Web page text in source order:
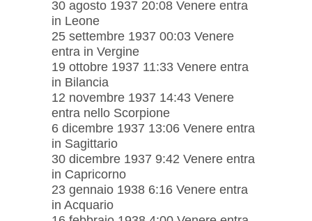
30 agosto 1937 20:08 Venere entra
in Leone
25 settembre 1937 00:03 Venere
entra in Vergine
19 ottobre 1937 11:33 Venere entra
in Bilancia
12 novembre 1937 14:43 Venere
entra nello Scorpione
6 dicembre 1937 13:06 Venere entra
in Sagittario
30 dicembre 1937 9:42 Venere entra
in Capricorno
23 gennaio 1938 6:16 Venere entra
in Acquario